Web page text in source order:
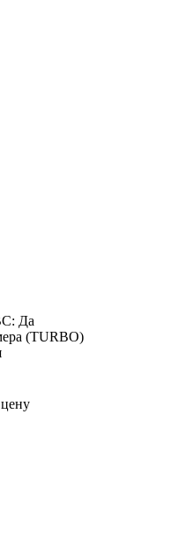
Да
(TURBO)